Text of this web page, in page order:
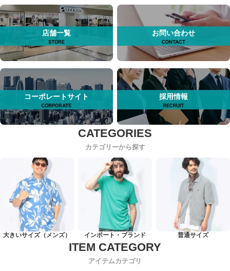
店舗一覧 お問い合わせ
コーポレートサイト 採用情報
カテゴリーから探す
大きいサイズ（メンズ） インポート・ブランド 普通サイズ
アイテムカテゴリ